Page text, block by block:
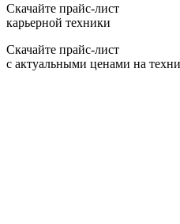
Скачайте прайс-лист
карьерной техники
Скачайте прайс-лист
с актуальными ценами на